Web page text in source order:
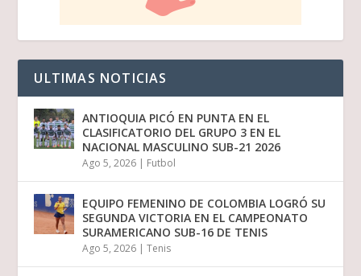
ULTIMAS NOTICIAS
ANTIOQUIA PICÓ EN PUNTA EN EL
CLASIFICATORIO DEL GRUPO 3 EN EL
NACIONAL MASCULINO SUB-21 2026
Ago 5, 2026 | Futbol
EQUIPO FEMENINO DE COLOMBIA LOGRÓ SU
SEGUNDA VICTORIA EN EL CAMPEONATO
SURAMERICANO SUB-16 DE TENIS
Ago 5, 2026 |Tenis